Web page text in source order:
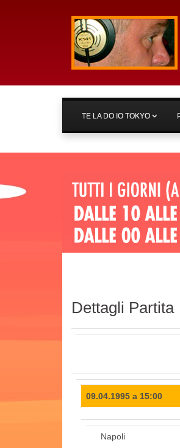
TE LA DO IO TOKYO
Dettagli Partita
09.04.1995 a 15:00
Napoli